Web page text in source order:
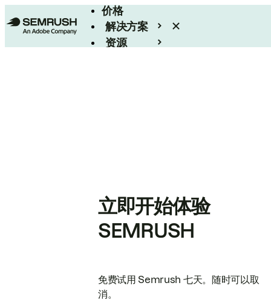
价格
解决方案
资源
立即开始体验
SEMRUSH
免费试用 Semrush 七天。随时可以取
消。